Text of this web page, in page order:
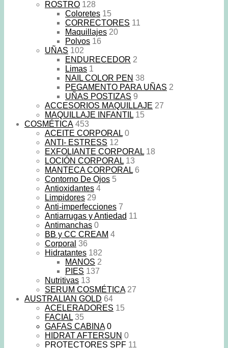
ROSTRO 128
Coloretes 15
CORRECTORES 11
Maquillajes 20
Polvos 16
UÑAS 102
ENDURECEDOR 2
Limas 1
NAIL COLOR PEN 38
PEGAMENTO PARA UÑAS 2
UÑAS POSTIZAS 9
ACCESORIOS MAQUILLAJE 27
MAQUILLAJE INFANTIL 15
COSMÉTICA 453
ACEITE CORPORAL 0
ANTI- ESTRESS 12
EXFOLIANTE CORPORAL 18
LOCIÓN CORPORAL 13
MANTECA CORPORAL 6
Contorno De Ojos 5
Antioxidantes 4
Limpidores 29
Anti-imperfecciones 7
Antiarrugas y Antiedad 11
Antimanchas 0
BB y CC CREAM 4
Corporal 36
Hidratantes 182
MANOS 2
PIES 137
Nutritivas 13
SERUM COSMÉTICA 27
AUSTRALIAN GOLD 64
ACELERADORES 15
FACIAL 35
GAFAS CABINA 0
HIDRAT AFTERSUN 0
PROTECTORES SPF 11